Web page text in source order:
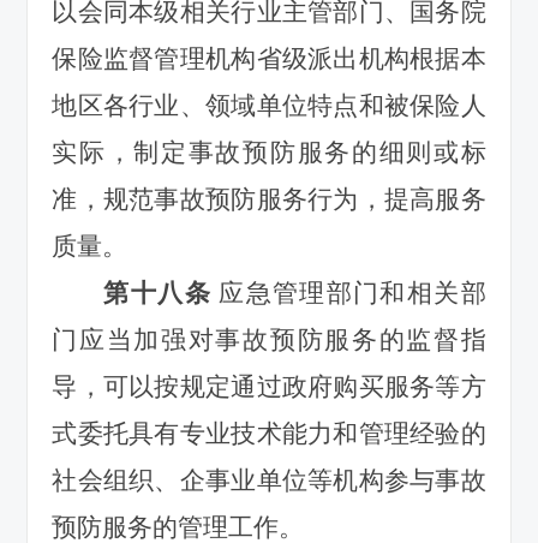
以会同本级相关行业主管部门、国务院
保险监督管理机构省级派出机构根据本
地区各行业、领域单位特点和被保险人
实际，制定事故预防服务的细则或标
准，规范事故预防服务行为，提高服务
质量。
第十八条 应急管理部门和相关部
门应当加强对事故预防服务的监督指
导，可以按规定通过政府购买服务等方
式委托具有专业技术能力和管理经验的
社会组织、企事业单位等机构参与事故
预防服务的管理工作。